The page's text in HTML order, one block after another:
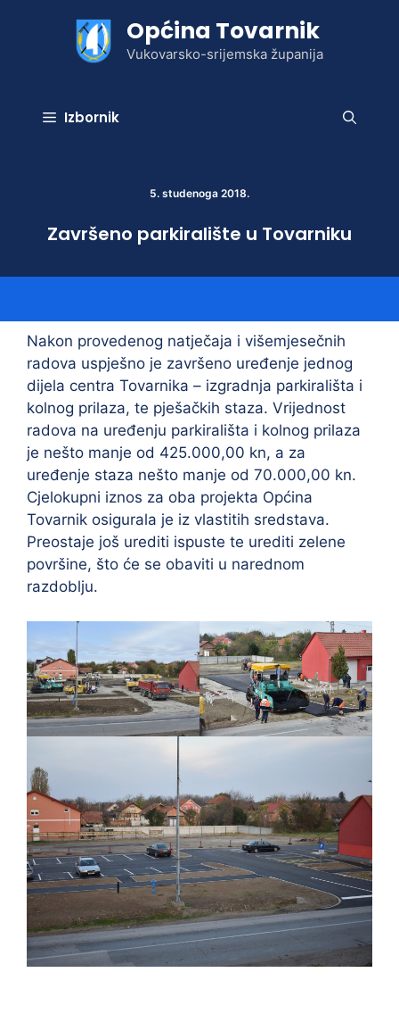
Općina Tovarnik
Vukovarsko-srijemska županija
Izbornik
5. studenoga 2018.
Završeno parkiralište u Tovarniku
Nakon provedenog natječaja i višemjesečnih
radova uspješno je završeno uređenje jednog
dijela centra Tovarnika – izgradnja parkirališta i
kolnog prilaza, te pješačkih staza. Vrijednost
radova na uređenju parkirališta i kolnog prilaza
je nešto manje od 425.000,00 kn, a za
uređenje staza nešto manje od 70.000,00 kn.
Cjelokupni iznos za oba projekta Općina
Tovarnik osigurala je iz vlastitih sredstava.
Preostaje još urediti ispuste te urediti zelene
površine, što će se obaviti u narednom
razdoblju.